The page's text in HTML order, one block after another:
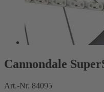
Cannondale
Art.-Nr. 84095